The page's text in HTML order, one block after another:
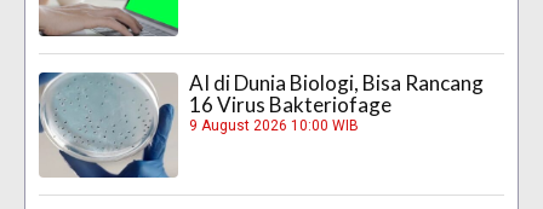
AI di Dunia Biologi, Bisa Rancang
16 Virus Bakteriofage
9 August 2026 10:00 WIB